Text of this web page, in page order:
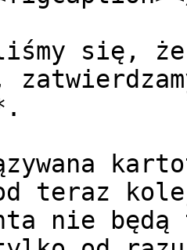
się,
teraz
nie będą